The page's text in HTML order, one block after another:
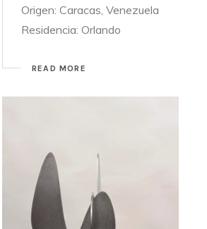
Origen: Caracas, Venezuela
Residencia: Orlando
READ MORE